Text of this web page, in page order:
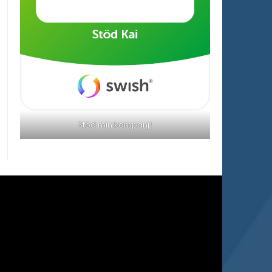
Stöd min kampanj!